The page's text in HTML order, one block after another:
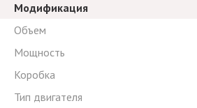
Модификация
Объем
Мощность
Коробка
Тип двигателя